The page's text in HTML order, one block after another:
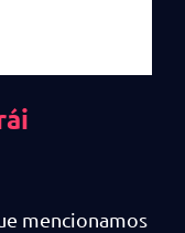
mencionamos